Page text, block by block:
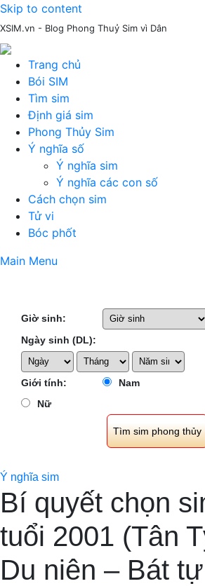
Skip to content
XSIM.vn - Blog Phong Thuỷ Sim vì Dân
Trang chủ
Bói SIM
Tìm sim
Định giá sim
Phong Thủy Sim
Ý nghĩa số
Ý nghĩa sim
Ý nghĩa các con số
Cách chọn sim
Tử vi
Bóc phốt
Main Menu
Giờ sinh:
Ngày sinh (DL):
Giới tính:
Nam
Nữ
Ý nghĩa sim
Bí quyết chọn
tuổi 2001 (Tân
Du niên – Bát tự